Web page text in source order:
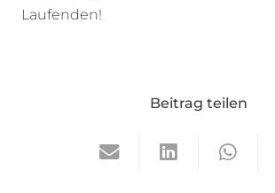
Laufenden!
Beitrag teilen